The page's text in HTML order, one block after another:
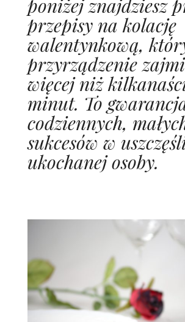
poniżej znajdziesz
przepisy na kolację
walentynkową,
przyrządzenie
więcej niż
minut. To
codziennych,
sukcesów w
ukochanej osoby.